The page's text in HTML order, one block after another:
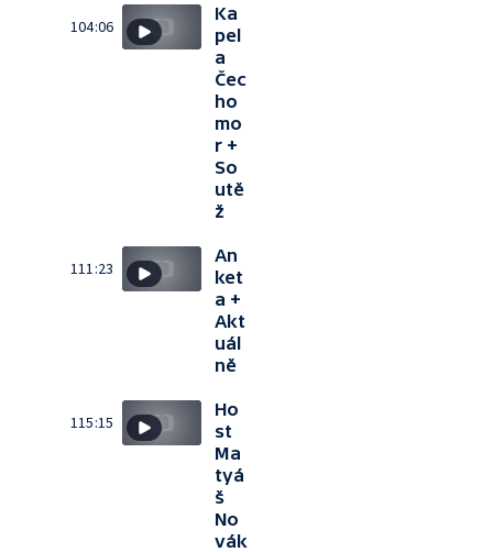
104:06
Ka
pel
a
Čec
ho
mo
r +
So
utě
ž
111:23
An
ket
a +
Akt
uál
ně
115:15
Ho
st
Ma
tyá
š
No
vák